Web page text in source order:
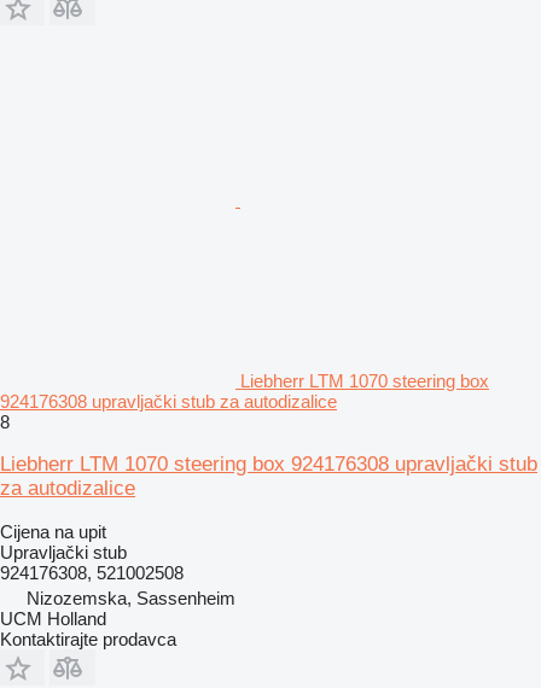
Liebherr LTM 1070 steering box
924176308 upravljački stub za autodizalice
8
Liebherr LTM 1070 steering box 924176308 upravljački stub
za autodizalice
Cijena na upit
Upravljački stub
924176308, 521002508
Nizozemska, Sassenheim
UCM Holland
Kontaktirajte prodavca